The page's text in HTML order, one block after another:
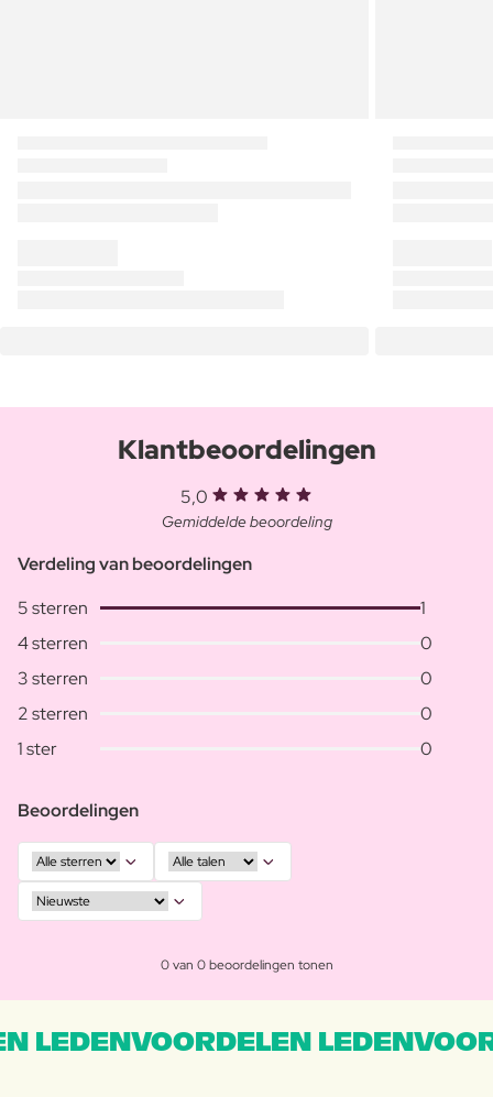
Klantbeoordelingen
5,0
Gemiddelde beoordeling
Verdeling van beoordelingen
5 sterren
1
4 sterren
0
3 sterren
0
2 sterren
0
1 ster
0
Beoordelingen
0 van 0 beoordelingen tonen
LEDENVOORDELEN